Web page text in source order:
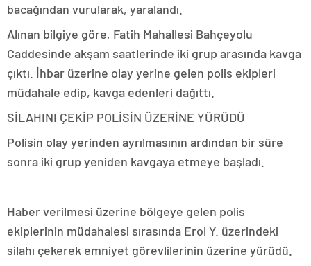
bacağından vurularak, yaralandı.
Alınan bilgiye göre, Fatih Mahallesi Bahçeyolu
Caddesinde akşam saatlerinde iki grup arasında kavga
çıktı. İhbar üzerine olay yerine gelen polis ekipleri
müdahale edip, kavga edenleri dağıttı.
SİLAHINI ÇEKİP POLİSİN ÜZERİNE YÜRÜDÜ
Polisin olay yerinden ayrılmasının ardından bir süre
sonra iki grup yeniden kavgaya etmeye başladı.
Haber verilmesi üzerine bölgeye gelen polis
ekiplerinin müdahalesi sırasında Erol Y. üzerindeki
silahı çekerek emniyet görevlilerinin üzerine yürüdü.